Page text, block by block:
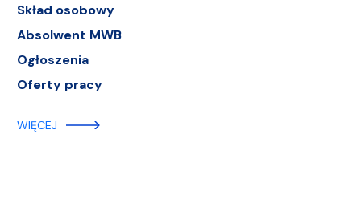
Skład osobowy
Absolwent MWB
Ogłoszenia
Oferty pracy
WIĘCEJ